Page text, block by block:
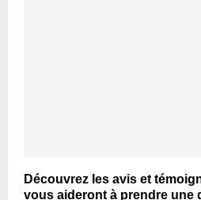
Découvrez les avis et
vous aideront à prendre une